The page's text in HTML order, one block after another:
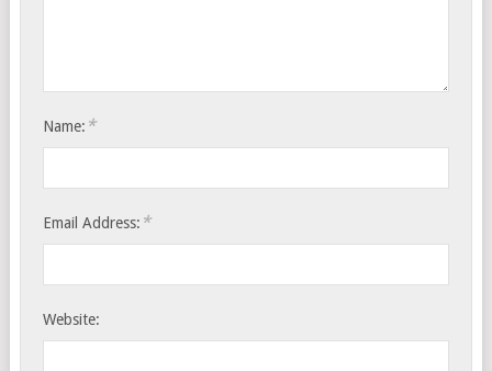
Name: *
Email Address: *
Website: